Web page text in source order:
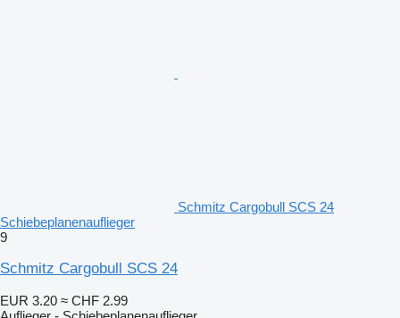
Schmitz Cargobull SCS 24
Schiebeplanenauflieger
9
Schmitz Cargobull SCS 24
EUR 3.20 ≈ CHF 2.99